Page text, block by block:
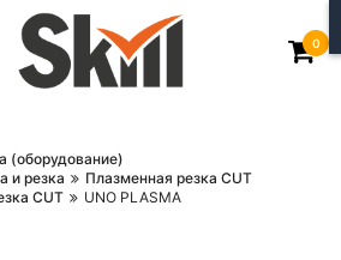
0
(оборудование)
и резка
Плазменная резка CUT
CUT
UNO PLASMA